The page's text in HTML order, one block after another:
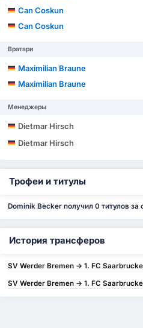
Can Coskun
Can Coskun
Вратари
Maximilian Braune
Maximilian Braune
Менеджеры
Dietmar Hirsch
Dietmar Hirsch
Трофеи и титулы
Dominik Becker получил 0 титулов за
История трансферов
SV Werder Bremen -> 1. FC
SV Werder Bremen -> 1. FC